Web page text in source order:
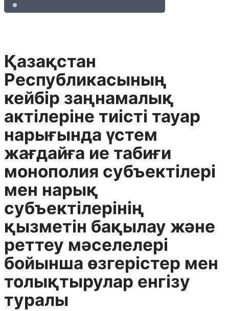
Қазақстан
Республикасының
кейбiр заңнамалық
актiлерiне тиiстi тауар
нарығында үстем
жағдайға ие табиғи
монополия субъектiлерi
мен нарық
субъектiлерiнiң
қызметiн бақылау және
реттеу мәселелерi
бойынша өзгерiстер мен
толықтырулар енгiзу
туралы